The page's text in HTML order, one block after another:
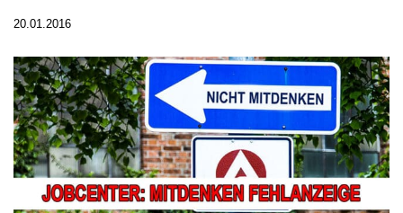
20.01.2016